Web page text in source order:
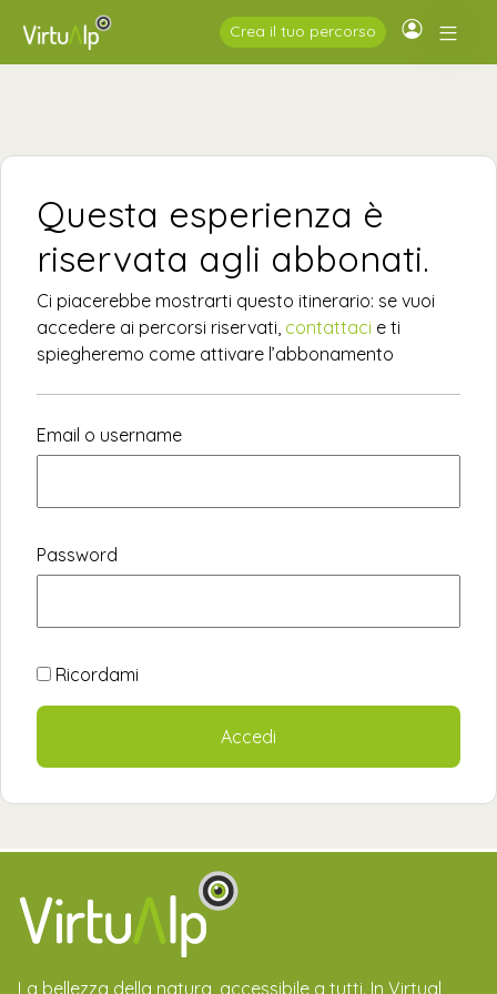
Crea il tuo percorso
Questa esperienza è
riservata agli abbonati.
Ci piacerebbe mostrarti questo itinerario: se vuoi
accedere ai percorsi riservati, contattaci e ti
spiegheremo come attivare l’abbonamento
Email o username
Password
Ricordami
La bellezza della natura, accessibile a tutti. In Virtual